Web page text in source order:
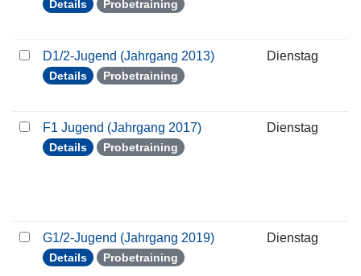
Details Probetraining
D1/2-Jugend (Jahrgang 2013)
Details Probetraining
Dienstag
F1 Jugend (Jahrgang 2017)
Details Probetraining
Dienstag
G1/2-Jugend (Jahrgang 2019)
Details Probetraining
Dienstag